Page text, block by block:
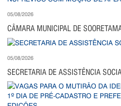
05/08/2026
CÂMARA MUNICIPAL DE
05/08/2026
SECRETARIA DE ASSISTÊNCIA